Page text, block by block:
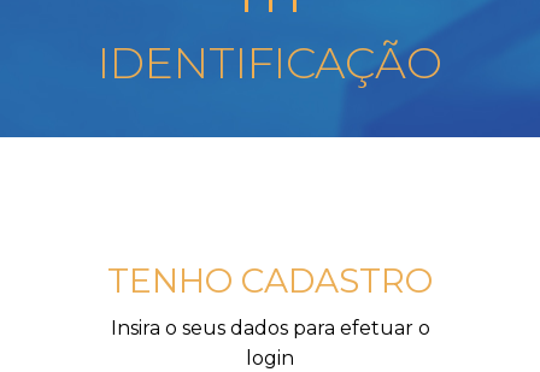
IDENTIFICAÇÃO
TENHO CADASTRO
Insira o seus dados para efetuar o
login